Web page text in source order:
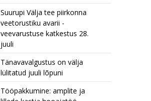
Suurupi Välja tee piirkonna
veetorustiku avarii -
veevarustuse katkestus 28.
juuli
Tänavavalgustus on välja
lülitatud juuli lõpuni
Tööpakkumine: amplite ja